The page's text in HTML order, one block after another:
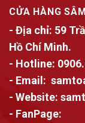
CỬA HÀNG
- Địa chỉ: 59
Hồ Chí Minh.
- Hotline:
- Email:
- Website:
- FanPage: